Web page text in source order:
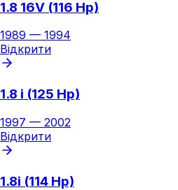
1.8 16V (116 Hp)
1989 — 1994
Відкрити
1.8 i (125 Hp)
1997 — 2002
Відкрити
1.8i (114 Hp)